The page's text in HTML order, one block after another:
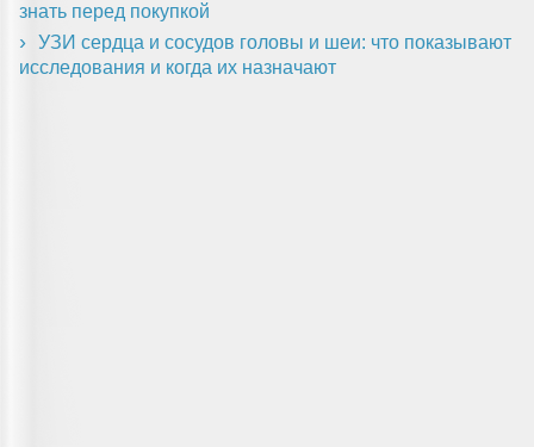
знать перед покупкой
УЗИ сердца и сосудов головы и шеи: что показывают
исследования и когда их назначают